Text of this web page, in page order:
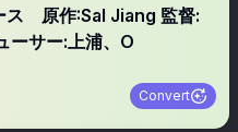
ス 原作:Sal Jiang 監督:
ーサー:上浦、O
Convert